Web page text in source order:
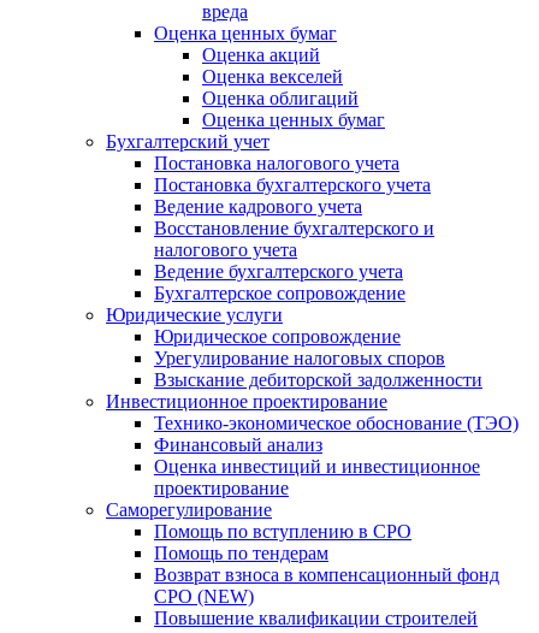
вреда
Оценка ценных бумаг
Оценка акций
Оценка векселей
Оценка облигаций
Оценка ценных бумаг
Бухгалтерский учет
Постановка налогового учета
Постановка бухгалтерского учета
Ведение кадрового учета
Восстановление бухгалтерского и
налогового учета
Ведение бухгалтерского учета
Бухгалтерское сопровождение
Юридические услуги
Юридическое сопровождение
Урегулирование налоговых споров
Взыскание дебиторской задолженности
Инвестиционное проектирование
Технико-экономическое обоснование (ТЭО)
Финансовый анализ
Оценка инвестиций и инвестиционное
проектирование
Саморегулирование
Помощь по вступлению в СРО
Помощь по тендерам
Возврат взноса в компенсационный фонд
СРО (NEW)
Повышение квалификации строителей